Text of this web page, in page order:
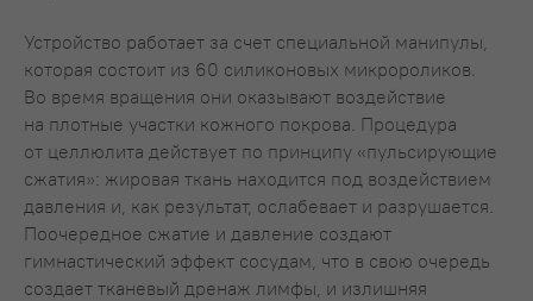
Устройство работает за счет специальной манипулы,
которая состоит из 60 силиконовых микророликов.
Во время вращения они оказывают воздействие
на плотные участки кожного покрова. Процедура
от целлюлита действует по принципу «пульсирующие
сжатия»: жировая ткань находится под воздействием
давления и, как результат, ослабевает и разрушается.
Поочередное сжатие и давление создают
гимнастический эффект сосудам, что в свою очередь
создает тканевый дренаж лимфы, и излишняя